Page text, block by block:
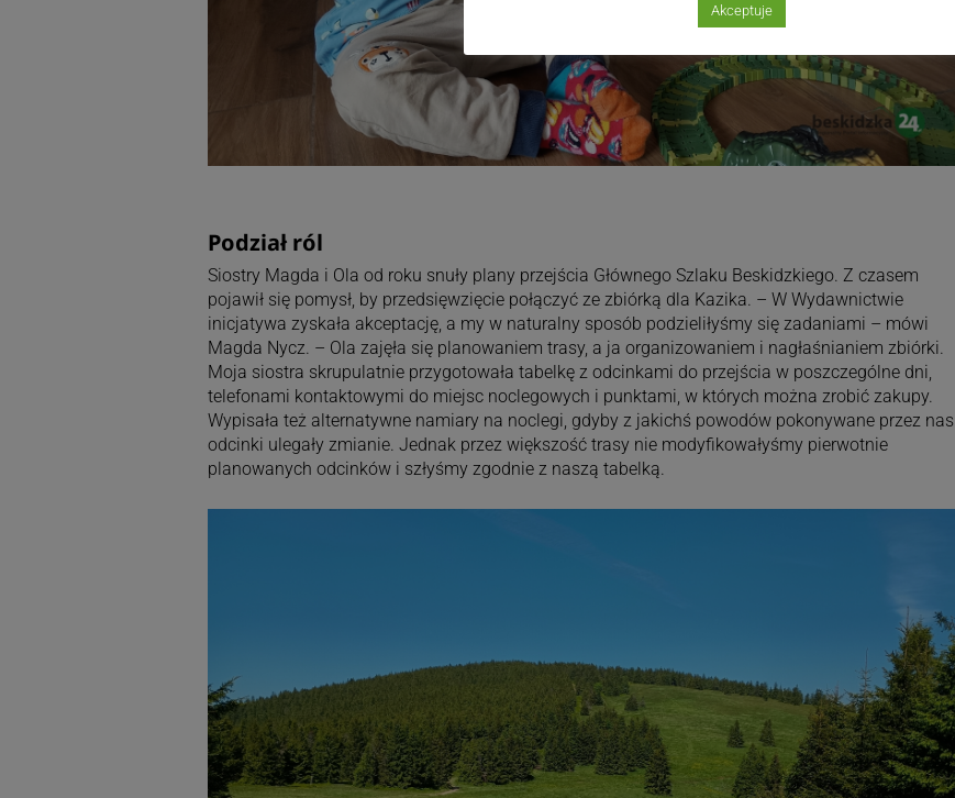
Podział ról
Siostry Magda i Ola od roku snuły plany przejścia Głównego Szlaku Beskidzkiego. Z czasem
pojawił się pomysł, by przedsięwzięcie połączyć ze zbiórką dla Kazika. – W Wydawnictwie
inicjatywa zyskała akceptację, a my w naturalny sposób podzieliłyśmy się zadaniami – mówi
Magda Nycz. – Ola zajęła się planowaniem trasy, a ja organizowaniem i nagłaśnianiem zbiórki.
Moja siostra skrupulatnie przygotowała tabelkę z odcinkami do przejścia w poszczególne dni,
telefonami kontaktowymi do miejsc noclegowych i punktami, w których można zrobić zakupy.
Wypisała też alternatywne namiary na noclegi, gdyby z jakichś powodów pokonywane przez nas
odcinki ulegały zmianie. Jednak przez większość trasy nie modyfikowałyśmy pierwotnie
planowanych odcinków i szłyśmy zgodnie z naszą tabelką.
Akceptuje